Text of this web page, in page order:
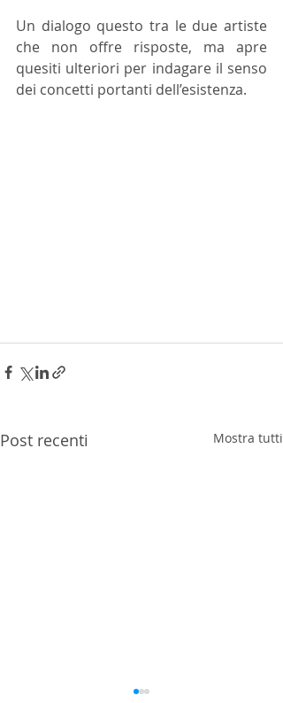
Un dialogo questo tra le due artiste
che non offre risposte, ma apre
quesiti ulteriori per indagare il senso
dei concetti portanti dell’esistenza.
Post recenti Mostra tutti